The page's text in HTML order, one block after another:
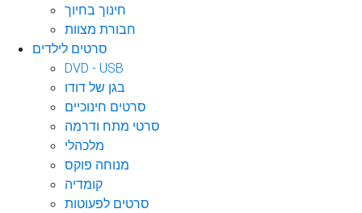
חינוך בחיוך
חבורת מצוות
סרטים לילדים
DVD - USB
בגן של דודו
סרטים חינוכיים
סרטי מתח ודרמה
מלכהלי
מנוחה פוקס
קומדיה
סרטים לפעוטות